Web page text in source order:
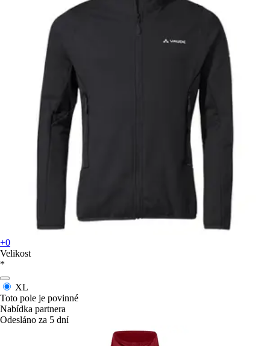
+0
Velikost
*
XL
Toto pole je povinné
Nabídka partnera
Odesláno za 5 dní